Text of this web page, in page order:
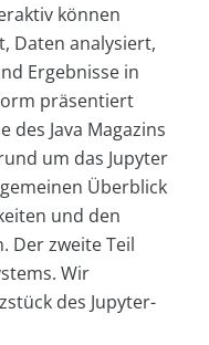
können
Daten analysiert,
Ergebnisse in
präsentiert
des Java Magazins
um das Jupyter
Überblick
und den
Der zweite Teil
Wir
des Jupyter-